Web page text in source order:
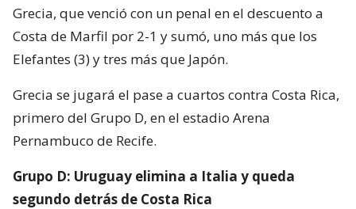
Grecia, que venció con un penal en el descuento a
Costa de Marfil por 2-1 y sumó, uno más que los
Elefantes (3) y tres más que Japón.
Grecia se jugará el pase a cuartos contra Costa Rica,
primero del Grupo D, en el estadio Arena
Pernambuco de Recife.
Grupo D: Uruguay elimina a Italia y queda
segundo detrás de Costa Rica